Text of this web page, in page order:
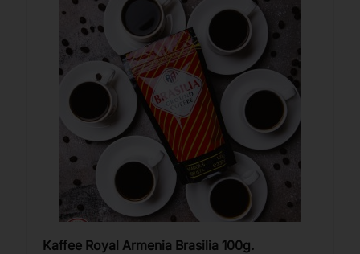
Kaffee Royal Armenia Brasilia 100g.